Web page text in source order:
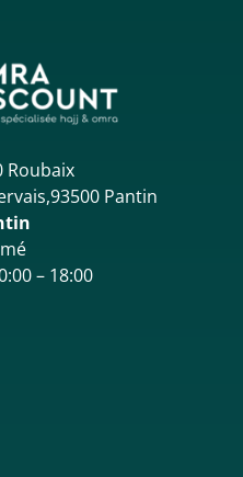
Roubaix
Pantin
– 18:00